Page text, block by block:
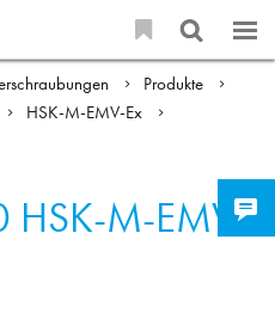
Produkte
HSK-M-EMV-Ex
HSK-M-EMV-